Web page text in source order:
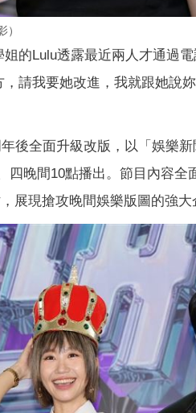
的Lulu透露最近兩人才通過
請我要她改進，我就跟她說
後全面升級改版，以「娛樂
四晚間10點播出。節目內容
展現搶攻晚間娛樂版圖的強大